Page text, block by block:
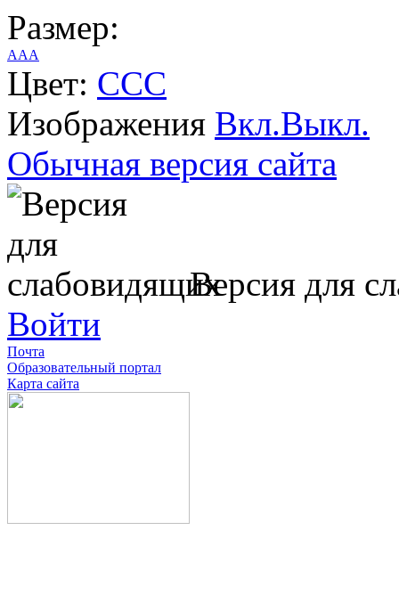
Размер:
AAA
Цвет: CCC
Изображения Вкл.Выкл.
Обычная версия сайта
Версия для
Войти
Почта
Образовательный портал
Карта сайта